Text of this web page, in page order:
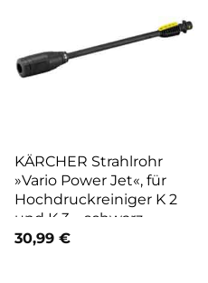
KÄRCHER Strahlrohr
»Vario Power Jet«, für
Hochdruckreiniger K 2
und K 3 – schwarz
30,99 €